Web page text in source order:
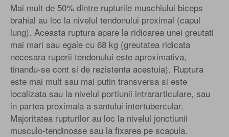
Mai mult de 50% dintre rupturile muschiului biceps
brahial au loc la nivelul tendonului proximal (capul
lung). Aceasta ruptura apare la ridicarea unei greutati
mai mari sau egale cu 68 kg (greutatea ridicata
necesara ruperii tendonului este aproximativa,
tinandu-se cont si de rezistenta acestuia). Ruptura
este mai mult sau mai putin transversa si este
localizata sau la nivelul portiunii intrararticulare, sau
in partea proximala a santului intertubercular.
Majoritatea rupturilor au loc la nivelul jonctiunii
musculo-tendinoase sau la fixarea pe scapula.